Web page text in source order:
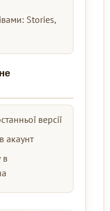
Stories,
версії
акаунт
в